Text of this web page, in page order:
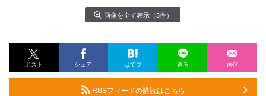
画像を全て表示（3件）
ポスト シェア はてブ 送る 送信
RSSフィードの購読はこちら